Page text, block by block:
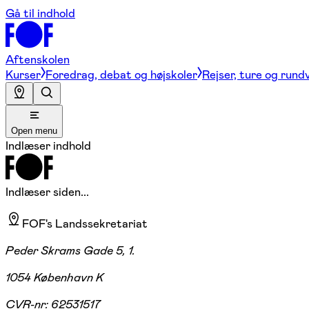
Gå til indhold
Aftenskolen
Kurser Foredrag, debat og højskoler Rejser, ture og
Open menu
Indlæser indhold
Indlæser siden...
FOF's Landssekretariat
Peder Skrams Gade 5, 1.
1054 København K
CVR-nr: 62531517